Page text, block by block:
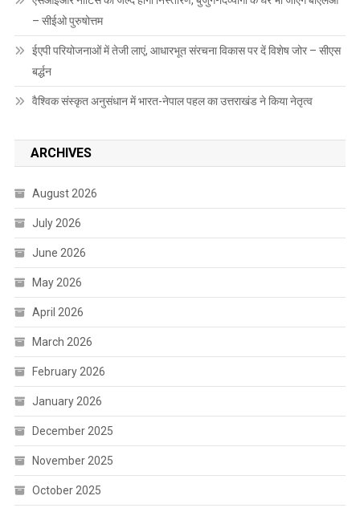
– सीईओ पुरुषोत्तम
ईएपी परियोजनाओं में तेजी लाएं, आधारभूत संरचना विकास पर दें विशेष जोर – सीएस
बर्द्धन
वैश्विक संस्कृत अनुसंधान में भारत-नेपाल पहल का उत्तराखंड ने किया नेतृत्व
ARCHIVES
August 2026
July 2026
June 2026
May 2026
April 2026
March 2026
February 2026
January 2026
December 2025
November 2025
October 2025